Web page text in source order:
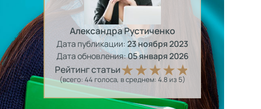
Александра Рустиченко
Дата публикации:23 ноября 2023
Дата обновления:05 января 2026
Рейтинг статьи
(всего: 44 голоса, в среднем: 4.8 из 5)